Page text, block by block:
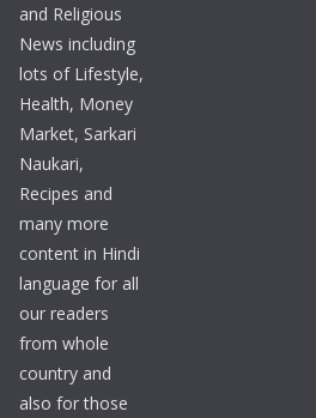
and Religious
News including
lots of Lifestyle,
Health, Money
Market, Sarkari
Naukari,
Recipes and
many more
content in Hindi
language for all
our readers
from whole
country and
also for those